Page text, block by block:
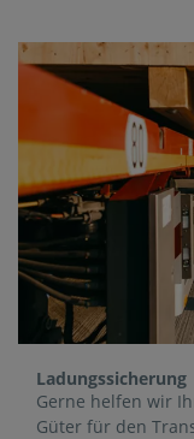
Ladungssicherung
Gerne helfen wir
Güter für den